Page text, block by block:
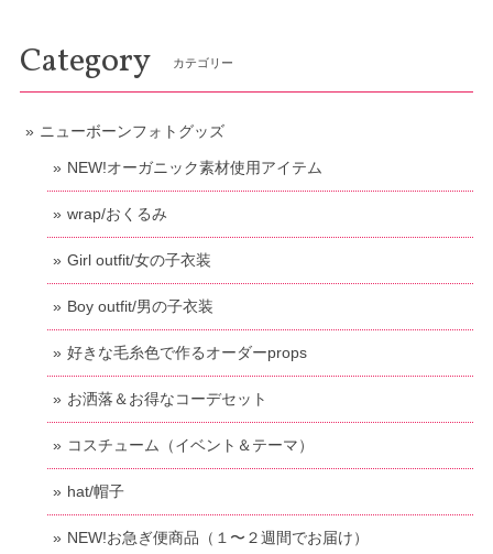
Category カテゴリー
ニューボーンフォトグッズ
NEW!オーガニック素材使用アイテム
wrap/おくるみ
Girl outfit/女の子衣装
Boy outfit/男の子衣装
好きな毛糸色で作るオーダーprops
お洒落＆お得なコーデセット
コスチューム（イベント＆テーマ）
hat/帽子
NEW!お急ぎ便商品（１〜２週間でお届け）